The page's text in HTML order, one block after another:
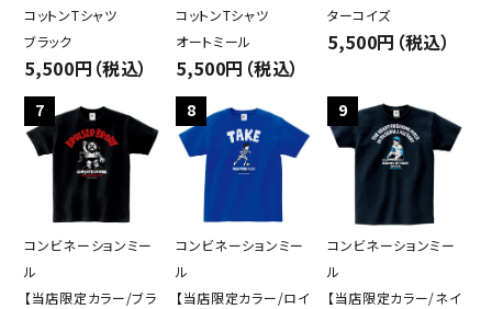
キーワード
カテゴリー
コットンTシャツ
ブラック
5,500円（税込）
コットンTシャツ
オートミール
5,500円（税込）
ターコイズ
5,500円（税込）
7
コンビネーションミー
ル
【当店限定カラー/ブラ
8
コンビネーションミー
ル
【当店限定カラー/ロイ
9
コンビネーションミー
ル
【当店限定カラー/ネイ